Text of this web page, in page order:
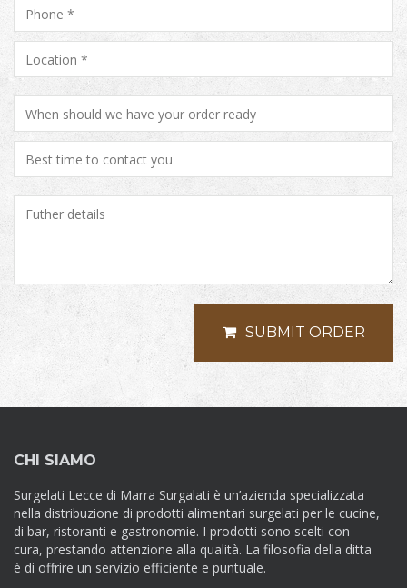
SUBMIT ORDER
CHI SIAMO
Surgelati Lecce di Marra Surgalati è un’azienda specializzata
nella distribuzione di prodotti alimentari surgelati per le cucine,
di bar, ristoranti e gastronomie. I prodotti sono scelti con
cura, prestando attenzione alla qualità. La filosofia della ditta
è di offrire un servizio efficiente e puntuale.